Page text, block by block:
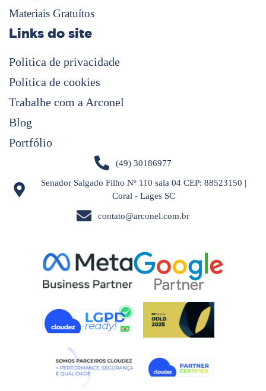
Materiais Gratuítos
Links do site
Politica de privacidade
Política de cookies
Trabalhe com a Arconel
Blog
Portfólio
(49) 30186977
Senador Salgado Filho Nº 110 sala 04 CEP: 88523150 |
Coral - Lages SC
contato@arconel.com.br